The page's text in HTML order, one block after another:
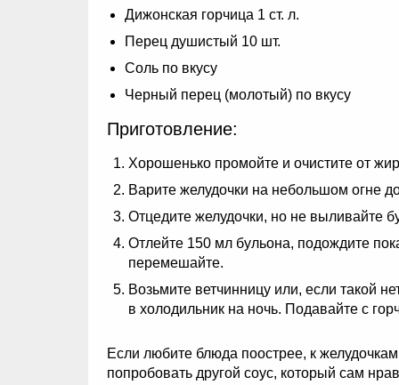
Дижонская горчица 1 ст. л.
Перец душистый 10 шт.
Соль по вкусу
Черный перец (молотый) по вкусу
Приготовление:
Хорошенько промойте и очистите от
Варите желудочки на небольшом огне
Отцедите желудочки, но не выливайте
Отлейте 150 мл бульона, подождите
перемешайте.
Возьмите ветчинницу или, если такой
в холодильник на ночь. Подавайте с
Если любите блюда поострее, к
попробовать другой соус, который сам